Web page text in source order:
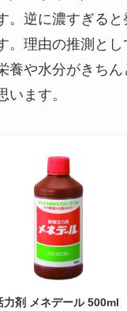
。逆に濃すぎる
。理由の推測と
養や水分がきち
います。
力剤 メネデール 500ml